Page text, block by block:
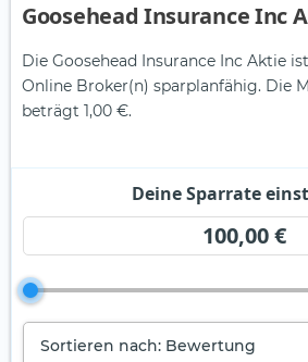
Goosehead Insurance Inc
Die Goosehead Insurance Inc Aktie
Online Broker(n) sparplanfähig. Die
beträgt 1,00 €.
Deine Sparrate
100,00 €
Sortieren nach: Bewertung